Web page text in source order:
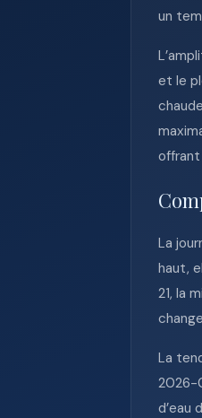
un
et le
offrant
La
haut,
21, la
La
2026-
d’eau